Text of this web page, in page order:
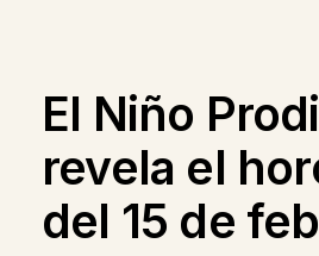
El Niño
revela el
del 15 de